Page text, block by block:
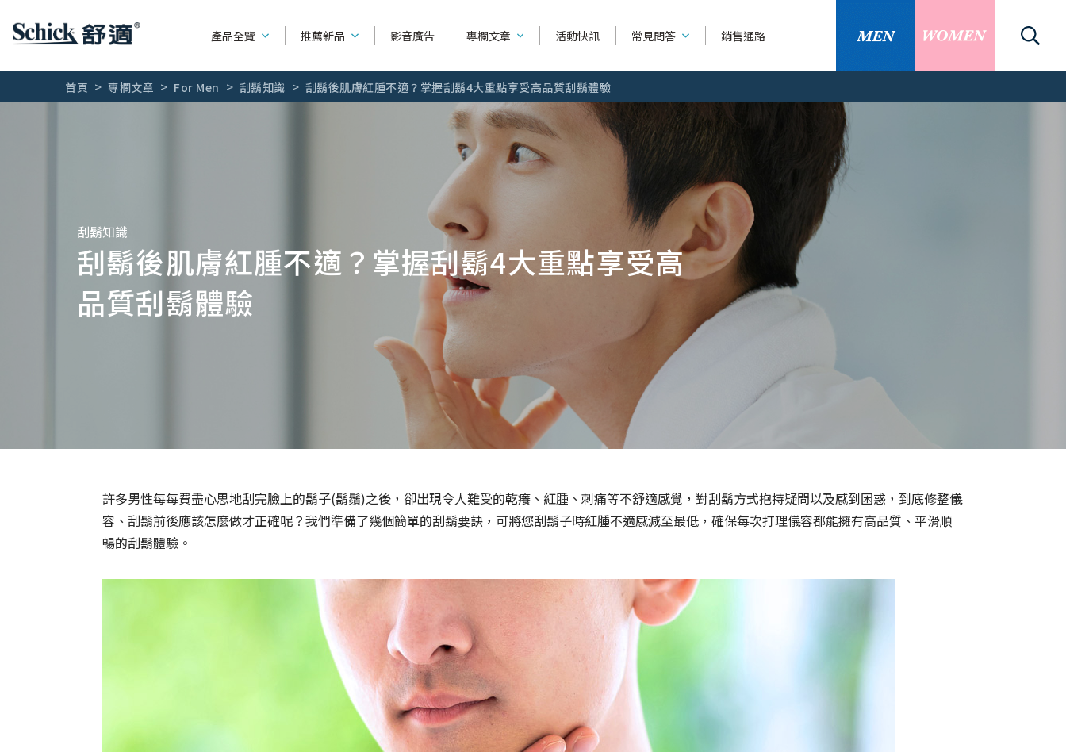
產品全覽 推薦新品 影音廣告 專欄文章 活動快訊 常見問答 銷售通路
刮鬍刀片
刮鬍露 / 刮鬍泡 / 刮鬍膏
創5紀
雙層潤滑
產品種類
除毛刀片
輕便型除毛刀
修眉刀 / 修容刀
系列別
舒芙
舒綺
舒柔
全部產品
刮鬍知識
關於刮鬍的迷思，順刮...
全部文章
除毛知識
手毛、腳毛可以刮嗎？...
產品功能相關
如何使用刮鬍刀/除毛刀
產品購買相關資訊
找不到你要的替換刀片嗎
首頁 專欄文章 For Men 刮鬍知識 刮鬍後肌膚紅腫不適？掌握刮鬍4大重點享受高品質刮鬍體驗
刮鬍知識
刮鬍後肌膚紅腫不適？掌握刮鬍4大重點享受高
品質刮鬍體驗
許多男性每每費盡心思地刮完臉上的鬍子(鬍鬚)之後，卻出現令人難受的乾癢、紅腫、刺痛等不舒適感覺，對刮鬍方式抱持疑問以及感到困惑，到底修整儀
容、刮鬍前後應該怎麼做才正確呢？我們準備了幾個簡單的刮鬍要訣，可將您刮鬍子時紅腫不適感減至最低，確保每次打理儀容都能擁有高品質、平滑順
暢的刮鬍體驗。